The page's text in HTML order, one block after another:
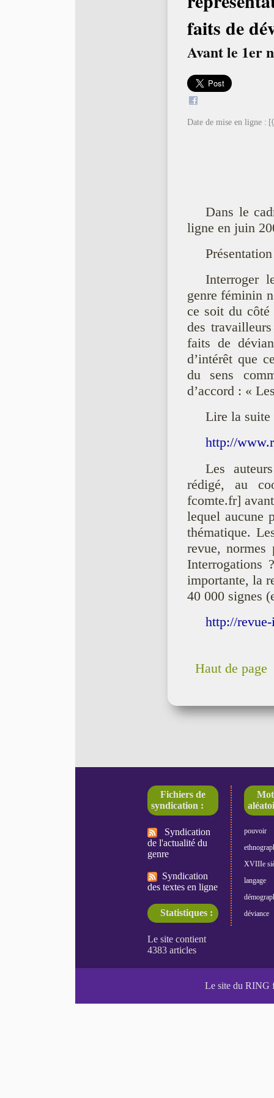
faits de
Avant le 1er
Date de mise en ligne :
Dans le
ligne en juin
Interroger
genre féminin
ce soit du côté
des
faits de
d’intérêt que
du sens
d’accord : «
Lire la suite
http://
Les
rédigé, au
fcomte.fr]
lequel aucune
thématique.
revue,
importante, la
40 000 signes
http://
Haut de page
Fichiers de
syndication :
Syndication
de l'actualité du
genre
Syndication
des textes en ligne
Statistiques :
pouvoir
XVIIIe
langage
déviance
Le site du RING